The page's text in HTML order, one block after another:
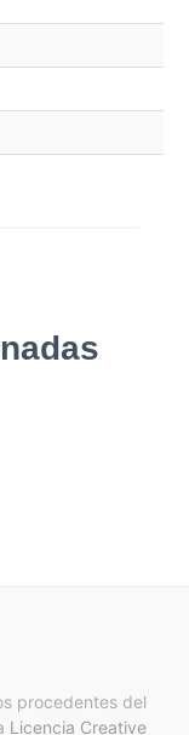
procedentes del
Licencia Creative